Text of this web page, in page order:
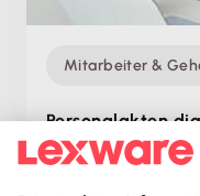
Mitarbeiter &
Personalakten
beachten